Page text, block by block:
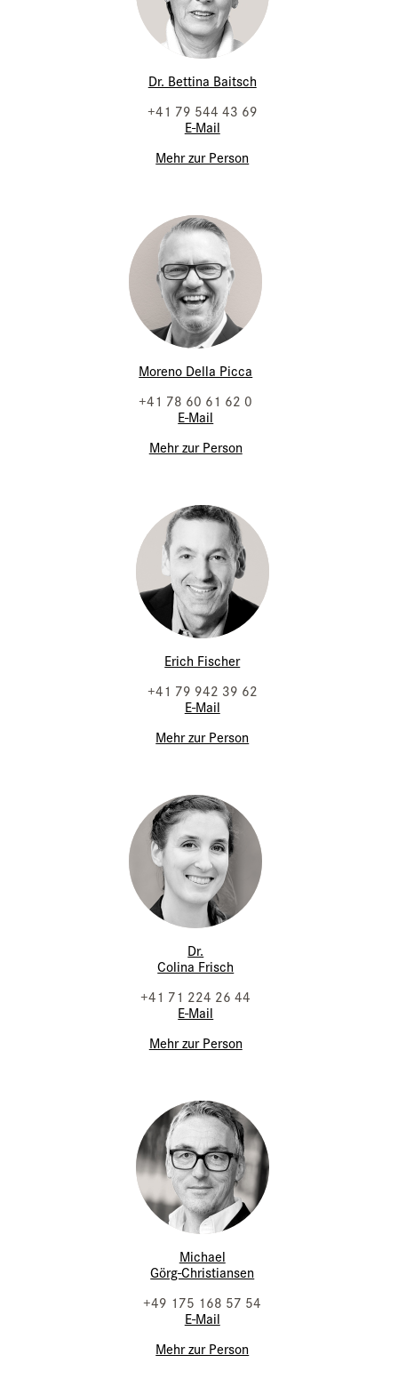
Dr. Bettina Baitsch
+41 79 544 43 69
E-Mail
Mehr zur Person
Moreno Della Picca
+41 78 60 61 62 0
E-Mail
Mehr zur Person
Erich Fischer
+41 79 942 39 62
E-Mail
Mehr zur Person
Dr.
Colina Frisch
+41 71 224 26 44
E-Mail
Mehr zur Person
Michael
Görg-Christiansen
+49 175 168 57 54
E-Mail
Mehr zur Person